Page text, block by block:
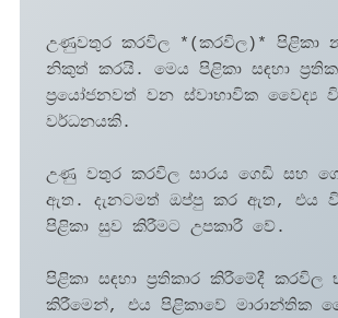
උණුවතුර කරවිල *(කරවිල)* පිළිකා
නිකුත් කරයි. මෙය පිළිකා සඳහා
ප්‍රයෝජනවත් වන ස්වාභාවික වෛද්‍ය
වර්ධනයකි.
උණු වතුර කරවිල සාරය ගෙඩි සහ
ඇත. දැනටමත් ඔප්පු කර ඇත, එය
පිළිකා සුව කිරීමට උපකාරී වේ.
පිළිකා සඳහා ප්‍රතිකාර කිරීමේදී කරවිල
කිරීමෙන්, එය පිළිකාවේ මාරාන්තික